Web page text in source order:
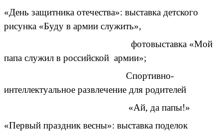
«День защитника отечества»: выставка детского
рисунка «Буду в армии служить»,
фотовыставка «Мой
папа служил в российской армии»;
Спортивно-
интеллектуальное развлечение для родителей
«Ай, да папы!»
«Первый праздник весны»: выставка поделок